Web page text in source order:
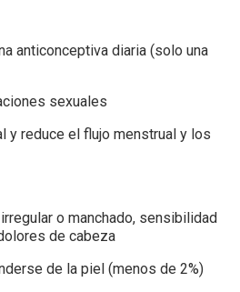
anticonceptiva diaria (solo una
sexuales
y reduce el flujo menstrual y los
o manchado, sensibilidad
de cabeza
de la piel (menos de 2%)